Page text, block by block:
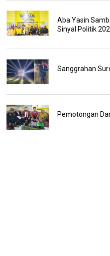
Aba Yasin
Sinyal Politik
Sanggrahan
Pemotongan